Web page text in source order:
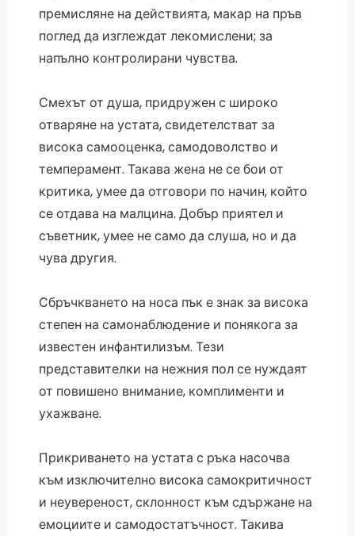
премисляне на действията, макар на пръв
поглед да изглеждат лекомислени; за
напълно контролирани чувства.
Смехът от душа, придружен с широко
отваряне на устата, свидетелстват за
висока самооценка, самодоволство и
темперамент. Такава жена не се бои от
критика, умее да отговори по начин, който
се отдава на малцина. Добър приятел и
съветник, умее не само да слуша, но и да
чува другия.
Сбръчкването на носа пък е знак за висока
степен на самонаблюдение и понякога за
известен инфантилизъм. Тези
представителки на нежния пол се нуждаят
от повишено внимание, комплименти и
ухажване.
Прикриването на устата с ръка насочва
към изключително висока самокритичност
и неувереност, склонност към сдържане на
емоциите и самодостатъчност. Такива